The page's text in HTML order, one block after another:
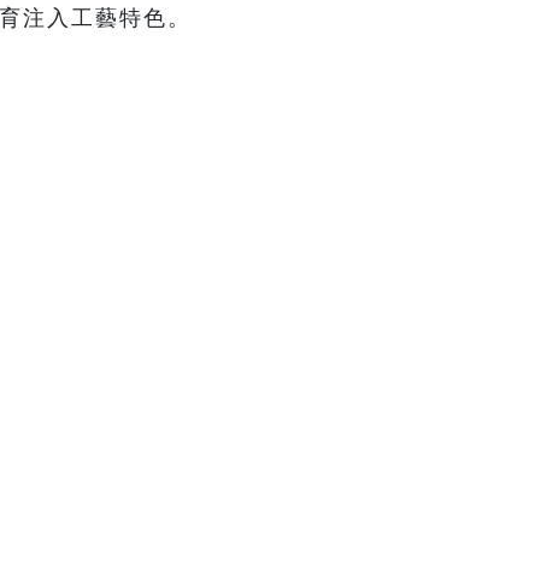
注入工藝特色。